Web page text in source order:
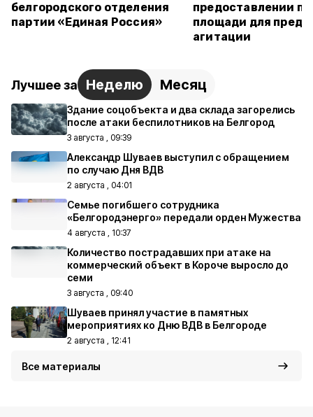
белгородского отделения
партии «Единая Россия»
предоставлении
площади для
агитации
Лучшее за Неделю Месяц
Здание соцобъекта и два склада загорелись
после атаки беспилотников на Белгород
3 августа , 09:39
Александр Шуваев выступил с обращением
по случаю Дня ВДВ
2 августа , 04:01
Семье погибшего сотрудника
«Белгородэнерго» передали орден Мужества
4 августа , 10:37
Количество пострадавших при атаке на
коммерческий объект в Короче выросло до
семи
3 августа , 09:40
Шуваев принял участие в памятных
мероприятиях ко Дню ВДВ в Белгороде
2 августа , 12:41
Все материалы